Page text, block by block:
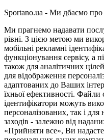
Sportano.ua - Ми дбаємо про
Ми прагнемо надавати
рівні. З цією метою ми
мобільні рекламні
функціонування сервісу, а
також для аналітичних
для відображення
адаптованих до Ваших
їхньої ефективності. Файли
ідентифікатори можуть
персоналізованих, так і
заходів - залежно від
«Прийняти все», Ви